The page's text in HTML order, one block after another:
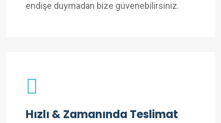
endişe duymadan bize güvenebilirsiniz.
Hızlı & Zamanında Teslimat